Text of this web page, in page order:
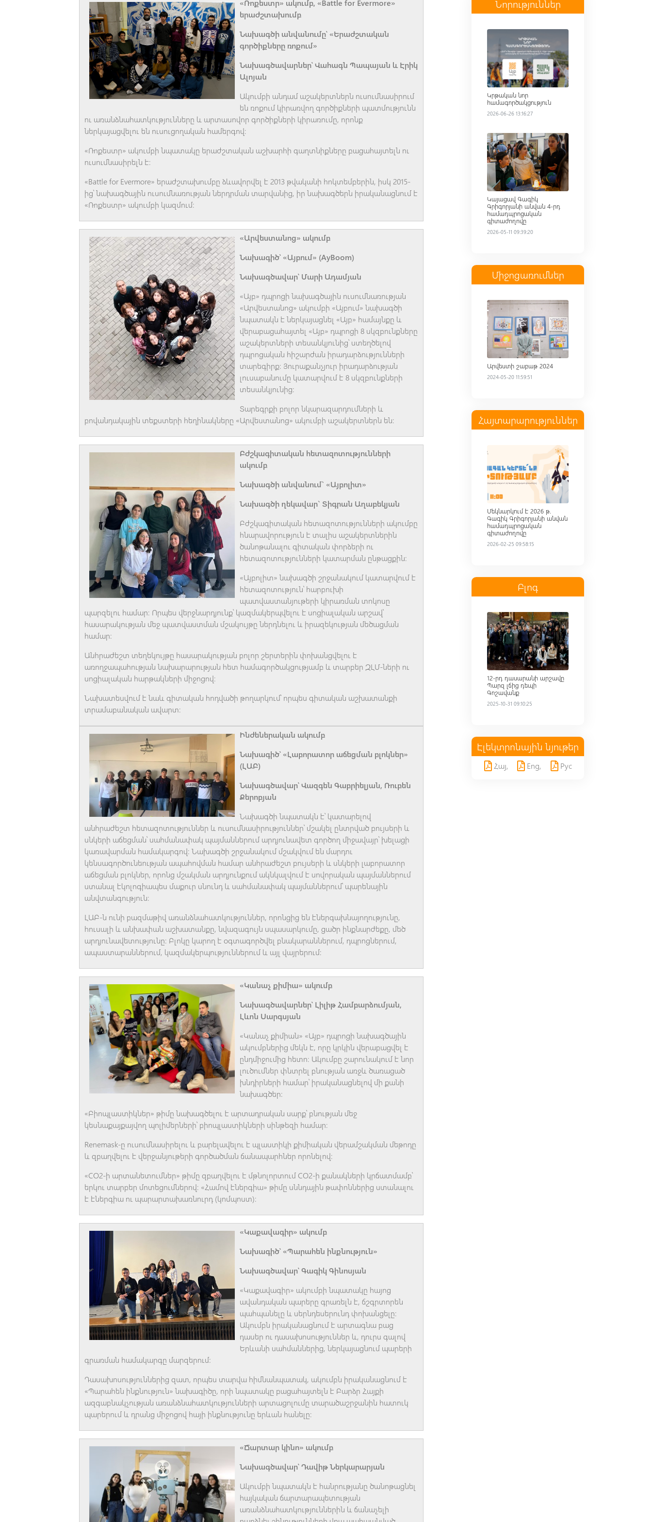
«Ռոքեստր» ակումբ, «Battle for Evermore»
երաժշտախումբ
Նախագծի անվանումը՝ «Երաժշտական
գործիքները ռոքում»
Նախագծավարներ՝ Վահագն Պապայան և Էրիկ
Ալոյան
Ակումբի անդամ աշակերտներն ուսումնասիրում
են ռոքում կիրառվող գործիքների պատմությունն
ու առանձնահատկությունները և արտասովոր գործիքների կիրառումը, որոնք
ներկայացվելու են ուսուցողական համերգով։
«Ռոքեստր» ակումբի նպատակը երաժշտական աշխարհի գաղտնիքները բացահայտելն ու
ուսումնասիրելն է։
«Battle for Evermore» երաժշտախումբը ձևավորվել է 2013 թվականի հոկտեմբերին, իսկ 2015-
ից՝ նախագծային ուսումնառության ներդրման տարվանից, իր նախագծերն իրականացնում է
«Ռոքեստր» ակումբի կազմում։
«Արվեստանոց» ակումբ
Նախագիծ՝ «Այբում» (AyBoom)
Նախագծավար՝ Մարի Ադամյան
«Այբ» դպրոցի նախագծային ուսումնառության
«Արվեստանոց» ակումբի «Այբում» նախագծի
նպատակն է ներկայացնել «Այբ» համայնքը և
վերաբացահայտել «Այբ» դպրոցի 8 սկզբունքները
աշակերտների տեսանկյունից՝ ստեղծելով
դպրոցական հիշարժան իրադարձությունների
տարեգիրք: Յուրաքանչյուր իրադարձության
լուսաբանումը կատարվում է 8 սկզբունքների
տեսանկյունից:
Տարեգրքի բոլոր նկարազարդումների և
բովանդակային տեքստերի հեղինակները «Արվեստանոց» ակումբի աշակերտներն են:
Բժշկագիտական հետազոտությունների
ակումբ
Նախագծի անվանում` «Այբոլիտ»
Նախագծի ղեկավար` Տիգրան Աղաբեկյան
Բժշկագիտական հետազոտությունների ակումբը
հնարավորություն է տալիս աշակերտներին
ծանոթանալու գիտական փորձերի ու
հետազոտությունների կատարման ընթացքին։
«Այբոլիտ» նախագծի շրջանակում կատարվում է
հետազոտություն՝ հարբուխի
պատվաստանյութերի կիրառման տոկոսը
պարզելու համար։ Որպես վերջնարդյունք՝ կազմակերպվելու է սոցիալական արշավ՝
հասարակության մեջ պատվաստման մշակույթը ներդնելու և իրազեկության մեծացման
համար։
Անհրաժեշտ տեղեկույթը հասարակության բոլոր շերտերին փոխանցվելու է
առողջապահության նախարարության հետ համագործակցությամբ և տարբեր ԶԼՄ-ների ու
սոցիալական հարթակների միջոցով։
Նախատեսվում է նաև գիտական հոդվածի թողարկում՝ որպես գիտական աշխատանքի
տրամաբանական ավարտ։
Ինժեներական ակումբ
Նախագիծ՝ «Լաբորատոր աճեցման բլոկներ»
(ԼԱԲ)
Նախագծավար՝ Վազգեն Գաբրիելյան, Ռուբեն
Քերոբյան
Նախագծի նպատակն է՝ կատարելով
անհրաժեշտ հետազոտություններ և ուսումնասիրություններ՝ մշակել ընտրված բույսերի և
սնկերի աճեցման՝ սահմանափակ պայմաններում արդյունավետ գործող միջավայր՝ խելացի
կառավարման համակարգով։ Նախագծի շրջանակում մշակվում են մարդու
կենսագործունեության ապահովման համար անհրաժեշտ բույսերի և սնկերի լաբորատոր
աճեցման բլոկներ, որոնց մշակման արդյունքում ակնկալվում է սովորական պայմաններում
ստանալ էկոլոգիապես մաքուր սնունդ և սահմանափակ պայմաններում՝ պարենային
անվտանգություն։
ԼԱԲ-ն ունի բազմաթիվ առանձնահատկություններ, որոնցից են էներգախնայողությունը,
հուսալի և անխափան աշխատանքը, նվազագույն սպասարկումը, ցածր ինքնարժեքը, մեծ
արդյունավետությունը։ Բլոկը կարող է օգտագործվել բնակարաններում, դպրոցներում,
ապաստարաններում, կազմակերպություններում և այլ վայրերում:
«Կանաչ քիմիա» ակումբ
Նախագծավարներ՝ Լիլիթ Համբարձումյան,
Լևոն Սարգսյան
«Կանաչ քիմիան» «Այբ» դպրոցի նախագծային
ակումբներից մեկն է, որը կրկին վերաբացվել է
ընդմիջումից հետո։ Ակումբը շարունակում է նոր
լուծումներ փնտրել բնության առջև ծառացած
խնդիրների համար՝ իրականացնելով մի քանի
նախագծեր։
«Բիոպլաստիկներ» թիմը նախագծելու է արտադրական սարք՝ բնության մեջ
կեսնաքայքայվող պոլիմերների՝ բիոպլաստիկների սինթեզի համար։
Renemask-ը ուսումնասիրելու և բարելավելու է պլաստիկի քիմիական վերամշակման մեթոդը
և զբաղվելու է վերջանյութերի գործածման ճանապարհներ որոնելով։
«CO2-ի արտանետումներ» թիմը զբաղվելու է մթնոլորտում CO2-ի քանակների կրճատմամբ՝
երկու տարբեր մոտեցումներով։ «Համով էներգիա» թիմը սննդային թափոններից ստանալու
է էներգիա ու պարարտախառնուրդ (կոմպոստ)։
«Կաքավագիր» ակումբ
Նախագիծ՝ «Պարահեն ինքնություն»
Նախագծավար՝ Գագիկ Գինոսյան
«Կաքավագիր» ակումբի նպատակը հայոց
ավանդական պարերը գրառելն է, ճշգրտորեն
պահպանելը և սերնդեսերունդ փոխանցելը:
Ակումբն իրականացնում է արտագնա բաց
դասեր ու դասախոսություններ և, դուրս գալով
Երևանի սահմաններից, ներկայացնում պարերի
գրառման համակարգը մարզերում:
Դասախոսություններից զատ, որպես տարվա հիմնանպատակ, ակումբն իրականացնում է
«Պարահեն ինքնություն» նախագիծը, որի նպատակը բացահայտելն է Բարձր Հայքի
ազգաբնակչության առանձնահատկությունների արտացոլումը տարածաշրջանին հատուկ
պարերում և դրանց միջոցով հայի ինքնությունը երևան հանելը:
«Ճարտար կինո» ակումբ
Նախագծավար՝ Դավիթ Ներկարարյան
Ակումբի նպատակն է հանրությանը ծանոթացնել
հայկական ճարտարապետության
առանձնահատկություններին և ճանաչելի
Նորություններ
Կրթական նոր
համագործակցություն
2026-06-26 13:16:27
Read more
Կայացավ Գագիկ
Գրիգորյանի անվան 4-րդ
համադպրոցական
գիտաժողովը
2026-05-11 09:39:20
Միջոցառումներ
Read more
Արվեստի շաբաթ 2024
2024-05-20 11:59:51
Հայտարարություններ
Read more
Մեկնարկում է 2026 թ.
Գագիկ Գրիգորյանի անվան
համադպրոցական
գիտաժողովը
2026-02-25 09:58:15
Բլոգ
Read more
12-րդ դասարանի արշավը
Պարզ լճից դեպի
Գոշավանք
2025-10-31 09:10:25
Էլեկտրոնային նյութեր
Հայ, Eng, Рус